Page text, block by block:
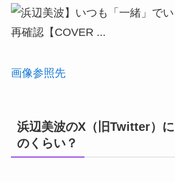
画像参照先
浜辺美波のX（旧Twitter）
のくらい？